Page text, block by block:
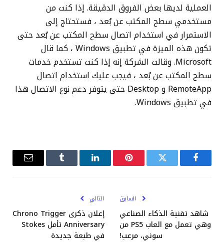
العملية لديها بعض الفروق الدقيقة. إذا كنت من
مستخدمي سطح المكتب عن بُعد ، فستحتاج إلى
الاستمرار في استخدام اتصال سطح المكتب عن بُعد حتى
تكون هذه الميزة في تطبيق Windows ، كما قال
Microsoft. وقالت الشركة إنه إذا كنت تستخدم خدمات
سطح المكتب عن بُعد ، فيجب عليك استخدام اتصال
RemoteApp و Desktop حتى يتوفر دعم نوع الاتصال هذا
في تطبيق Windows.
فيسبوكتويتر بينتيريستلينكدإن Tumblrالبريد
السابق
شاهد تقنية الذكاء الصناعي
وهي تعمل مع العاب PS5 من
سوني، مرعب!
التالي
إعلان ذكرى Chrono Trigger
Anniversary تأمل Stokes
في طبعة جديدة